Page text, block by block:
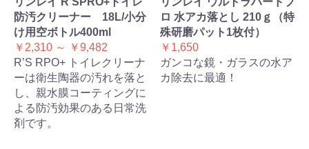
防汚クリーナー 18L/小分
け用空ボトル400ml
￥2,310 ～ ￥9,482
R’S RPO+ トイレクリーナ
ーは衛生陶器の汚れを落と
し、親水膜コーティングに
よる防汚効果のある日常洗
剤です。
ロ 水アカ落とし 210ｇ（特
殊研磨パット1枚付）
￥1,650
ガンコな鏡・ガラスの水ア
カ除去に最適！